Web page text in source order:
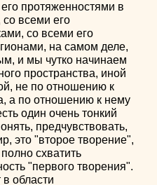
протяженностями в
всеми его
со всеми его
на самом деле,
и мы чутко начинаем
пространства, иной
не по отношению к
а по отношению к нему
один очень тонкий
предчувствовать,
это "второе творение",
схватить
"первого творения".
области